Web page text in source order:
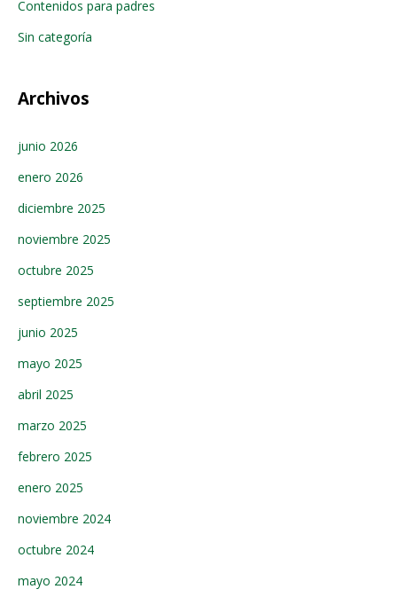
Contenidos para padres
Sin categoría
Archivos
junio 2026
enero 2026
diciembre 2025
noviembre 2025
octubre 2025
septiembre 2025
junio 2025
mayo 2025
abril 2025
marzo 2025
febrero 2025
enero 2025
noviembre 2024
octubre 2024
mayo 2024